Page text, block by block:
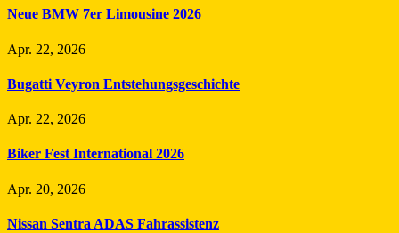
Neue BMW 7er Limousine 2026
Apr. 22, 2026
Bugatti Veyron Entstehungsgeschichte
Apr. 22, 2026
Biker Fest International 2026
Apr. 20, 2026
Nissan Sentra ADAS Fahrassistenz